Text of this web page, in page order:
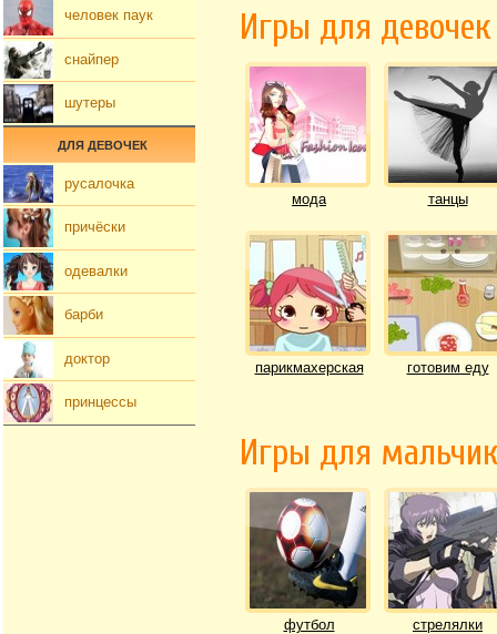
Игры для девочек
мода танцы
парикмахерская готовим еду
Игры для
футбол стрелялки
человек паук
снайпер
шутеры
ДЛЯ ДЕВОЧЕК
русалочка
причёски
одевалки
барби
доктор
принцессы